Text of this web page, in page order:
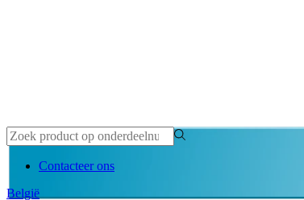
Contacteer ons
België